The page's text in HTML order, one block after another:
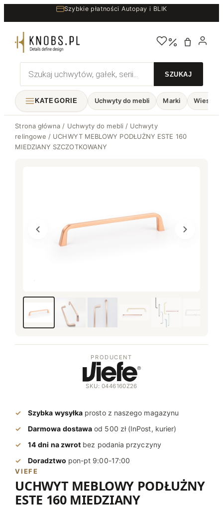
do
treści
Szybkie płatności Autopay i BLIK
Wyszukiwarka
produktów
KATEGORIE Uchwyty do mebli Marki
Strona główna / Uchwyty do mebli / Uchwyty
relingowe / UCHWYT MEBLOWY PODŁUŻNY ESTE 160
MIEDZIANY SZCZOTKOWANY
PRODUCENT
SKU: 0446160Z26
Szybka wysyłka prosto z naszego magazynu
Darmowa dostawa od 500 zł (InPost, kurier)
14 dni na zwrot bez podania przyczyny
Doradztwo pon-pt 9:00-17:00
VIEFE
UCHWYT MEBLOWY PODŁUŻNY
ESTE 160 MIEDZIANY